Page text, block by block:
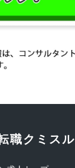
職クミスル